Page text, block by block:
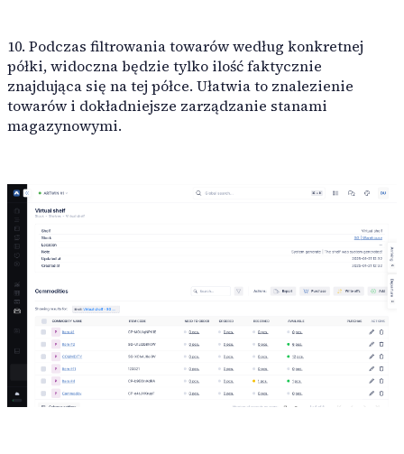
10. Podczas filtrowania towarów według konkretnej
półki, widoczna będzie tylko ilość faktycznie
znajdująca się na tej półce. Ułatwia to znalezienie
towarów i dokładniejsze zarządzanie stanami
magazynowymi.